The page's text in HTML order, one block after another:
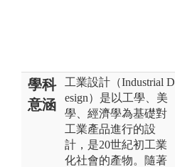
學科
意涵
工業設計（Industrial D
esign）是以工學、美
學、經濟學為基礎對
工業產品進行的設
計，是20世紀初工業
化社會的產物。隨著